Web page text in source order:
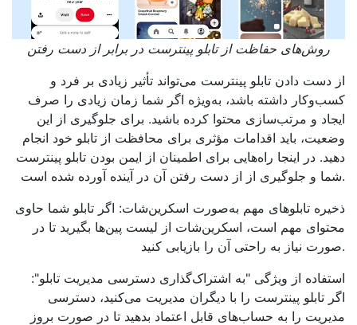
روش‌های حفاظت از تابلو پینترست در برابر از دست رفتن
از دست دادن تابلو پینترست می‌تواند تأثیر زیادی بر فرد و
کسب‌وکار داشته باشد، به‌ویژه اگر شما زمان زیادی را صرف
ایجاد و مرتب‌سازی محتوا کرده باشید. برای جلوگیری از این
وضعیت، باید اقدامات مؤثری برای محافظت از تابلو خود انجام
دهید. در اینجا راه‌هایی برای اطمینان از ایمن بودن تابلو پینترست
شما و جلوگیری از از دست رفتن آن در آینده آورده شده است.
ذخیره تابلوهای مهم به‌صورت اسکرین‌شات: اگر تابلو شما حاوی
محتوای مهم است، اسکرین‌شات از لیست پین‌ها بگیرید تا در
صورت نیاز به راحتی آن را بازیابی کنید.
استفاده از ویژگی "به اشتراک‌گذاری دسترسی مدیریت تابلو":
اگر تابلو پینترست را با دیگران مدیریت می‌کنید، دسترسی
مدیریت را به حساب‌های قابل اعتماد بدهید تا در صورت بروز